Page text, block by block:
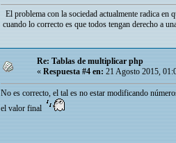
El problema con la sociedad actualmente radica en
cuando lo correcto es que todos tengan derecho a
Re: Tablas de multiplicar php
«Respuesta #4 en:21 Agosto 2015,
No es correcto, el tal es no estar modificando
el valor final